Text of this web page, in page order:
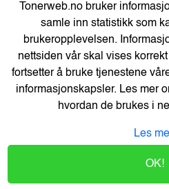
Lagerstatus:2550
Sendes om:0-2
6,-
12,-
5,- Eks. Mva.
Black (BULK)
Tonerweb.no bruker
samle inn statistikk som
brukeropplevelsen.
nettsiden vår skal vises
fortsetter å bruke tjenestene
informasjonskapsler. Les mer
hvordan de brukes i
Les
OK!